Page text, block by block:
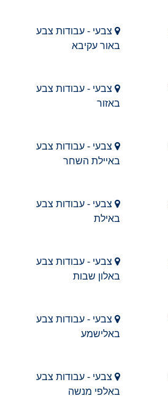
צבעי - עבודות צבע
באור עקיבא
צבעי - עבודות צבע
באזור
צבעי - עבודות צבע
באיילת השחר
צבעי - עבודות צבע
באילת
צבעי - עבודות צבע
באלון שבות
צבעי - עבודות צבע
באלישמע
צבעי - עבודות צבע
באלפי מנשה